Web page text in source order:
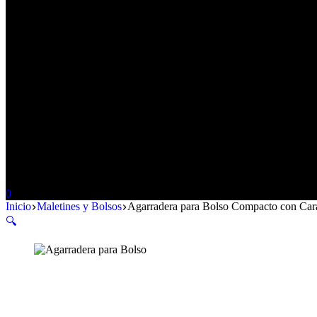
Carro
de
compra
0
Inicio Maletines y Bolsos Agarradera para Bolso Compacto con
🔍